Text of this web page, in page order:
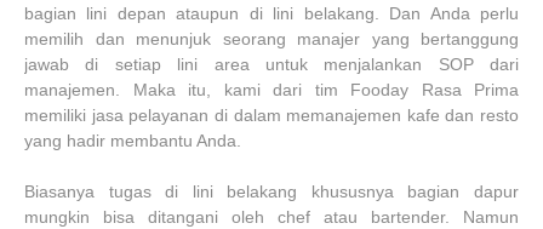
bagian lini depan ataupun di lini belakang. Dan Anda perlu
memilih dan menunjuk seorang manajer yang bertanggung
jawab di setiap lini area untuk menjalankan SOP dari
manajemen. Maka itu, kami dari tim Fooday Rasa Prima
memiliki jasa pelayanan di dalam memanajemen kafe dan resto
yang hadir membantu Anda.
Biasanya tugas di lini belakang khususnya bagian dapur
mungkin bisa ditangani oleh chef atau bartender. Namun